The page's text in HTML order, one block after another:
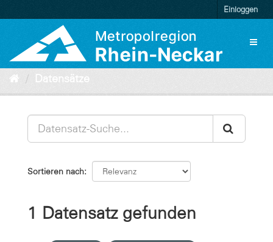
zum
Einloggen
Datensätze
Sortieren nach
1 Datensatz gefunden